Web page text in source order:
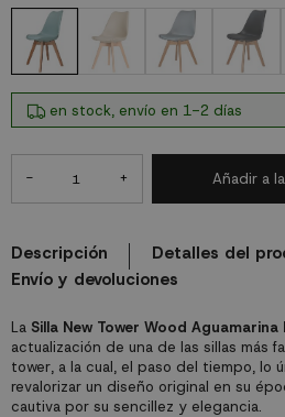
La Silla New Tower Wood
actualización de una de las sillas más
tower, a la cual, el paso del tiempo, lo
revalorizar un diseño original en su
cautiva por su sencillez y elegancia.
en stock, envío en 1-2 días
- + Añadir a
Descripción
Detalles del
Envío y devoluciones